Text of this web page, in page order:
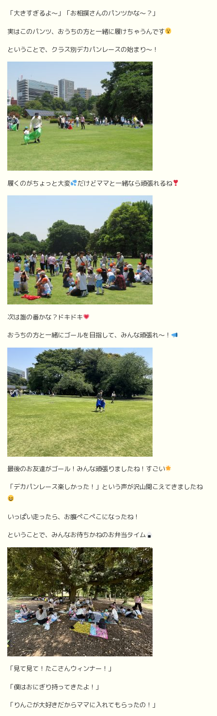
「大きすぎるよ～」「お相撲さんのパンツかな～？」
実はこのパンツ、おうちの方と一緒に履けちゃうんです
ということで、クラス別デカパンレースの始まり～！
履くのがちょっと大変 だけどママと一緒なら頑張れるね
次は誰の番かな？ドキドキ
おうちの方と一緒にゴールを目指して、みんな頑張れ～！
最後のお友達がゴール！みんな頑張りましたね！すごい
「デカパンレース楽しかった！」という声が沢山聞こえてきましたね
いっぱい走ったら、お腹ぺこぺこになったね！
ということで、みんなお待ちかねのお弁当タイム
「見て見て！たこさんウィンナー！」
「僕はおにぎり持ってきたよ！」
「りんごが大好きだからママに入れてもらったの！」